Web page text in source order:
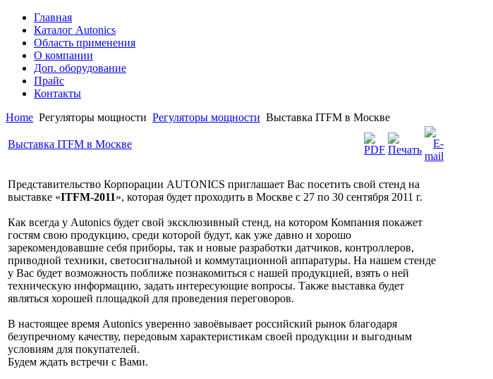
Главная
Каталог Autonics
Область применения
О компании
Доп. оборудование
Прайс
Контакты
Home Регуляторы мощности Регуляторы мощности Выставка ITFM в Москве
Выставка ITFM в Москве
Представительство Корпорации AUTONICS приглашает Вас посетить свой стенд на
выставке «ITFM-2011», которая будет проходить в Москве с 27 по 30 сентября 2011 г.
Как всегда у Autonics будет свой эксклюзивный стенд, на котором Компания покажет
гостям свою продукцию, среди которой будут, как уже давно и хорошо
зарекомендовавшие себя приборы, так и новые разработки датчиков, контроллеров,
приводной техники, светосигнальной и коммутационной аппаратуры. На нашем стенде
у Вас будет возможность поближе познакомиться с нашей продукцией, взять о ней
техническую информацию, задать интересующие вопросы. Также выставка будет
являться хорошей площадкой для проведения переговоров.
В настоящее время Autonics уверенно завоёвывает российский рынок благодаря
безупречному качеству, передовым характеристикам своей продукции и выгодным
условиям для покупателей.
Будем ждать встречи с Вами.